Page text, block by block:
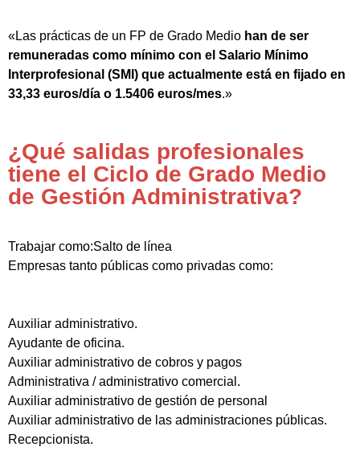
«Las prácticas de un FP de Grado Medio han de ser
remuneradas como mínimo con el Salario Mínimo
Interprofesional (SMI) que actualmente está en fijado en
33,33 euros/día o 1.5406 euros/mes.»
¿Qué salidas profesionales
tiene el Ciclo de Grado Medio
de Gestión Administrativa?
Trabajar como:Salto de línea
Empresas tanto públicas como privadas como:
Auxiliar administrativo.
Ayudante de oficina.
Auxiliar administrativo de cobros y pagos
Administrativa / administrativo comercial.
Auxiliar administrativo de gestión de personal
Auxiliar administrativo de las administraciones públicas.
Recepcionista.